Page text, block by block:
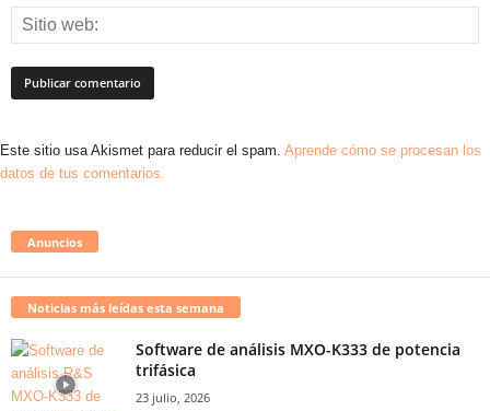
Este sitio usa Akismet para reducir el spam. Aprende cómo se procesan los
datos de tus comentarios.
Anuncios
Noticias más leídas esta semana
Software de análisis MXO-K333 de potencia
trifásica
23 julio, 2026